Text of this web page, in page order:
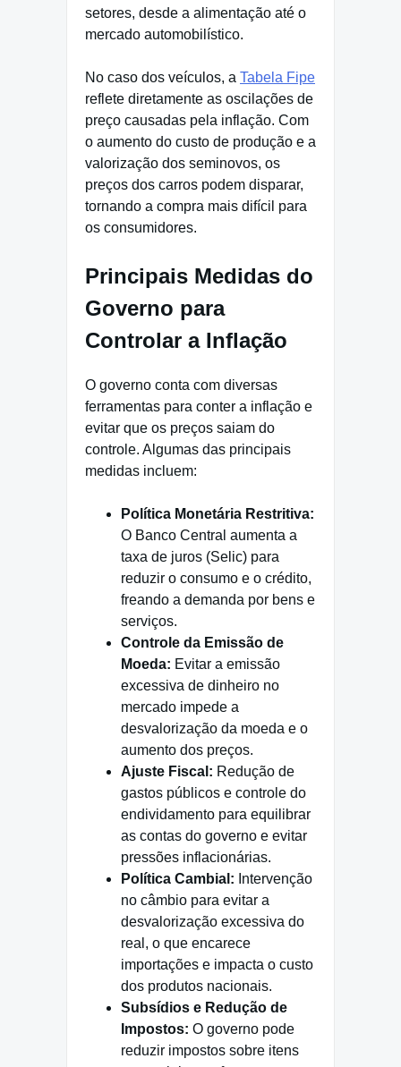
setores, desde a alimentação até o
mercado automobilístico.
No caso dos veículos, a Tabela Fipe
reflete diretamente as oscilações de
preço causadas pela inflação. Com
o aumento do custo de produção e a
valorização dos seminovos, os
preços dos carros podem disparar,
tornando a compra mais difícil para
os consumidores.
Principais Medidas do
Governo para
Controlar a Inflação
O governo conta com diversas
ferramentas para conter a inflação e
evitar que os preços saiam do
controle. Algumas das principais
medidas incluem:
Política Monetária Restritiva:
O Banco Central aumenta a
taxa de juros (Selic) para
reduzir o consumo e o crédito,
freando a demanda por bens e
serviços.
Controle da Emissão de
Moeda: Evitar a emissão
excessiva de dinheiro no
mercado impede a
desvalorização da moeda e o
aumento dos preços.
Ajuste Fiscal: Redução de
gastos públicos e controle do
endividamento para equilibrar
as contas do governo e evitar
pressões inflacionárias.
Política Cambial: Intervenção
no câmbio para evitar a
desvalorização excessiva do
real, o que encarece
importações e impacta o custo
dos produtos nacionais.
Subsídios e Redução de
Impostos: O governo pode
reduzir impostos sobre itens